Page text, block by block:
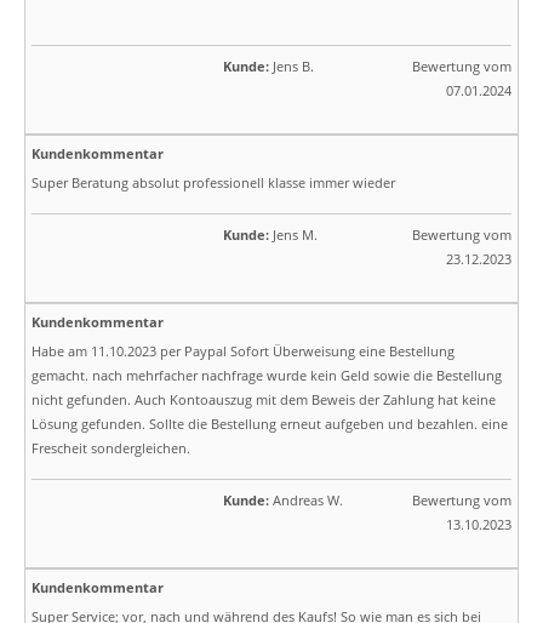
Kunde: Jens B.
Bewertung vom
07.01.2024
Kundenkommentar
Super Beratung absolut professionell klasse immer wieder
Kunde: Jens M.
Bewertung vom
23.12.2023
Kundenkommentar
Habe am 11.10.2023 per Paypal Sofort Überweisung eine Bestellung
gemacht. nach mehrfacher nachfrage wurde kein Geld sowie die Bestellung
nicht gefunden. Auch Kontoauszug mit dem Beweis der Zahlung hat keine
Lösung gefunden. Sollte die Bestellung erneut aufgeben und bezahlen. eine
Frescheit sondergleichen.
Kunde: Andreas W.
Bewertung vom
13.10.2023
Kundenkommentar
Super Service; vor, nach und während des Kaufs! So wie man es sich bei